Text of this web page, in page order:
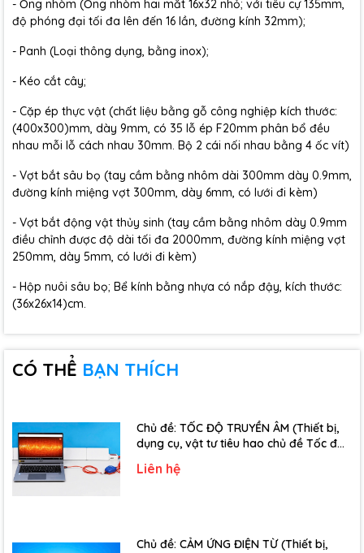
- Ống nhòm (Ống nhòm hai mắt 16x32 nhỏ; với tiêu cự 135mm,
độ phóng đại tối đa lên đến 16 lần, đường kính 32mm);
- Panh (Loại thông dụng, bằng inox);
- Kéo cắt cây;
- Cặp ép thực vật (chất liệu bằng gỗ công nghiệp kích thước:
(400x300)mm, dày 9mm, có 35 lỗ ép F20mm phân bổ đều
nhau mỗi lỗ cách nhau 30mm. Bộ 2 cái nối nhau bằng 4 ốc vít)
- Vợt bắt sâu bọ (tay cầm bằng nhôm dài 300mm dày 0.9mm,
đường kính miệng vợt 300mm, dày 6mm, có lưới đi kèm)
- Vợt bắt động vật thủy sinh (tay cầm bằng nhôm dày 0.9mm
điều chỉnh được độ dài tối đa 2000mm, đường kính miệng vợt
250mm, dày 5mm, có lưới đi kèm)
- Hộp nuôi sâu bọ; Bể kính bằng nhựa có nắp đậy, kích thước:
(36x26x14)cm.
CÓ THỂ BẠN THÍCH
Chủ đề: TỐC ĐỘ TRUYỀN ÂM (Thiết bị,
dụng cụ, vật tư tiêu hao chủ đề Tốc độ
Liên hệ
Chủ đề: CẢM ỨNG ĐIỆN TỪ (Thiết bị,